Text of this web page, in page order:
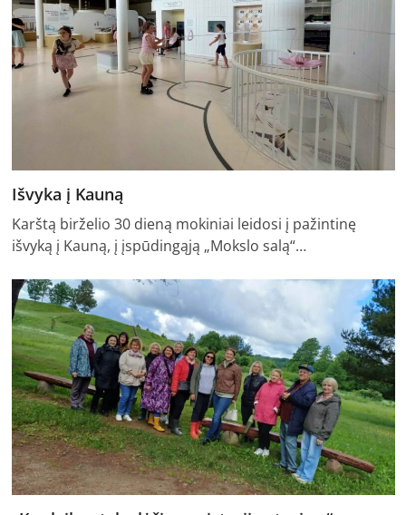
Išvyka į Kauną
Karštą birželio 30 dieną mokiniai leidosi į pažintinę
išvyką į Kauną, į įspūdingąją „Mokslo salą“…